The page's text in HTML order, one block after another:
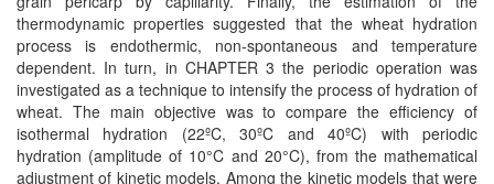
thermodynamic properties suggested that the wheat hydration
process is endothermic, non-spontaneous and temperature
dependent. In turn, in CHAPTER 3 the periodic operation was
investigated as a technique to intensify the process of hydration of
wheat. The main objective was to compare the efficiency of
isothermal hydration (22ºC, 30ºC and 40ºC) with periodic
hydration (amplitude of 10°C and 20°C), from the mathematical
adjustment of kinetic models. Among the kinetic models that were